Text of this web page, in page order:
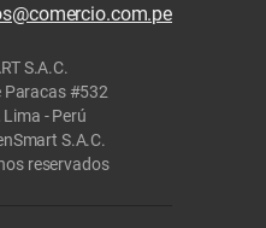
S.A.C.
Paracas #532
- Perú
S.A.C.
reservados